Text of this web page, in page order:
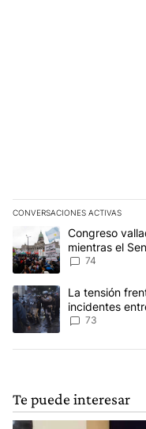
CONVERSACIONES ACTIVAS
Este listado muestra los
Un artículo deCongreso
mientras el
Privada
74
Un artículo de tendencia
La tensión
incidentes
73